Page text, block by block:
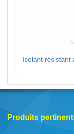
Isolant résistant
Produits